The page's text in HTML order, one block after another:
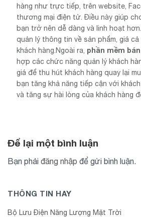
hàng như trực tiếp, trên website,
thương mại điện tử. Điều này giúp
bạn trở nên dễ dàng và linh hoạt
quản lý thông tin về sản phẩm, giá
khách hàng.Ngoài ra, phần mềm bán
hợp các chức năng quản lý khách
giá để thu hút khách hàng quay lại
bạn tăng khả năng tiếp cận với
và tăng sự hài lòng của khách hàng
Để lại một bình luận
Bạn phải đăng nhập để gửi bình luận.
THÔNG TIN HAY
Bộ Lưu Điện Năng Lượng Mặt Trời